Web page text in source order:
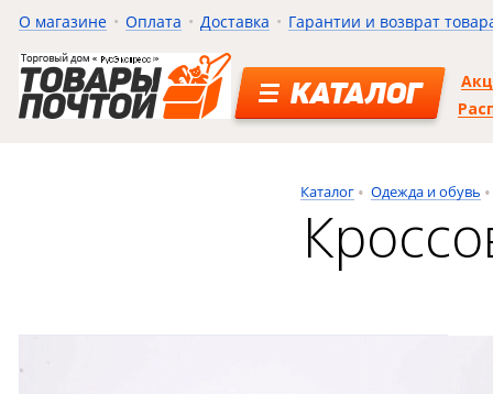
О магазине Оплата Доставка Гарантии и возврат
КАТАЛОГ
Каталог Одежда и обувь